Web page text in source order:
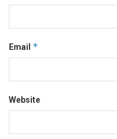
Email *
Website